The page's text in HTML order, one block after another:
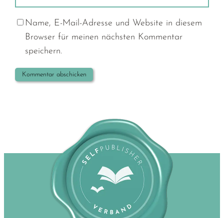
Name, E-Mail-Adresse und Website in diesem
Browser für meinen nächsten Kommentar
speichern.